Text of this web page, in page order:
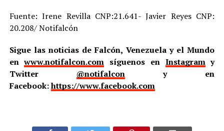
Fuente: Irene Revilla CNP:21.641- Javier Reyes CNP:
20.208/ Notifalcón
Sigue las noticias de Falcón, Venezuela y el Mundo
enwww.notifalcon.com síguenos en Instagramy
Twitter @notifalcony en
Facebook:https://www.facebook.com